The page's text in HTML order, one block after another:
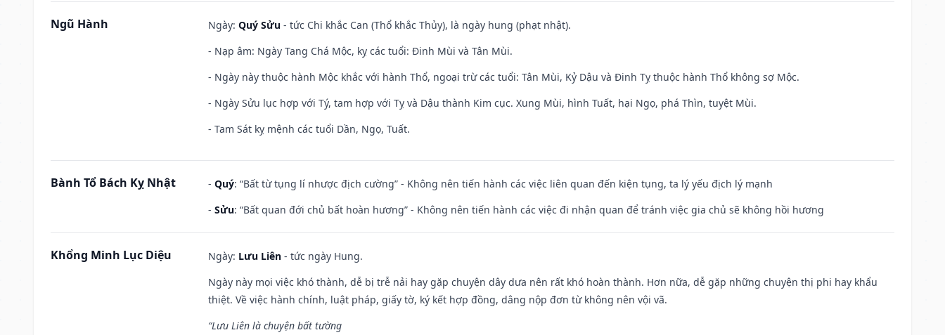
Ngũ Hành Ngày: Quý Sửu - tức Chi khắc Can (Thổ khắc Thủy), là ngày hung (phạt nhật).
- Nạp âm: Ngày Tang Chá Mộc, kỵ các tuổi: Đinh Mùi và Tân Mùi.
- Ngày này thuộc hành Mộc khắc với hành Thổ, ngoại trừ các tuổi: Tân Mùi, Kỷ Dậu và Đinh Tỵ thuộc hành Thổ không sợ Mộc.
- Ngày Sửu lục hợp với Tý, tam hợp với Tỵ và Dậu thành Kim cục. Xung Mùi, hình Tuất, hại Ngọ, phá Thìn, tuyệt Mùi.
- Tam Sát kỵ mệnh các tuổi Dần, Ngọ, Tuất.
Bành Tổ Bách Kỵ Nhật - Quý: “Bất từ tụng lí nhược địch cường” - Không nên tiến hành các việc liên quan đến kiện tụng, ta lý yếu địch lý mạnh
- Sửu: “Bất quan đới chủ bất hoàn hương” - Không nên tiến hành các việc đi nhận quan để tránh việc gia chủ sẽ không hồi hương
Khổng Minh Lục Diệu Ngày: Lưu Liên - tức ngày Hung.
Ngày này mọi việc khó thành, dễ bị trễ nải hay gặp chuyện dây dưa nên rất khó hoàn thành. Hơn nữa, dễ gặp những chuyện thị phi hay khẩu
thiệt. Về việc hành chính, luật pháp, giấy tờ, ký kết hợp đồng, dâng nộp đơn từ không nên vội vã.
“Lưu Liên là chuyện bất tường